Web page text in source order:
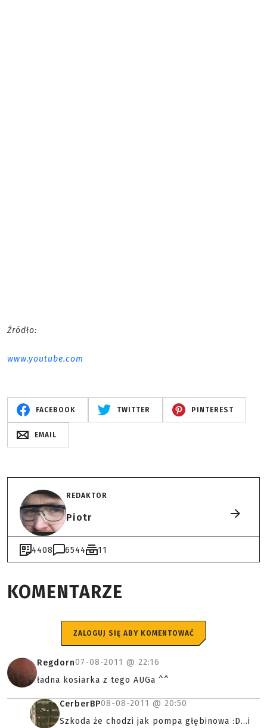
Źródło:
www.youtube.com
FACEBOOK TWITTER PINTEREST
EMAIL
REDAKTOR
Piotr
4408 6544 11
KOMENTARZE
ZALOGUJ SIĘ ABY KOMENTOWAĆ
Regdorn07-08-2011 @ 22:16
ładna kosiarka z tego AUGa ^^
CerberBP08-08-2011 @ 20:50
Szkoda że chodzi jak pompa głębinowa :D...i